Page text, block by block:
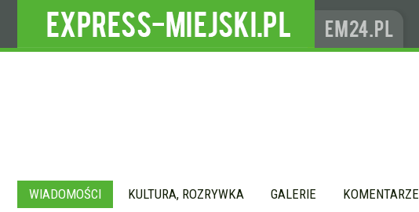
WIADOMOŚCI KULTURA, ROZRYWKA GALERIE KOMENTARZE